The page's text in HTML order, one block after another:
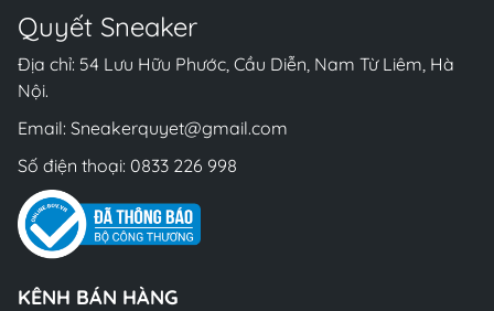
Quyết Sneaker
Địa chỉ: 54 Lưu Hữu Phước, Cầu Diễn, Nam Từ Liêm, Hà
Nội.
Email: Sneakerquyet@gmail.com
Số điện thoại: 0833 226 998
KÊNH BÁN HÀNG